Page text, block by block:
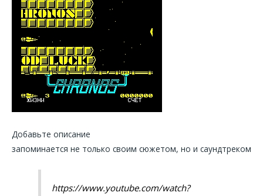
Добавьте описание
запоминается не только своим сюжетом, но и саундтреком
https://www.youtube.com/watch?